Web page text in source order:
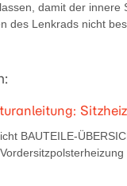
damit der innere
des Lenkrads nicht
BAUTEILE-